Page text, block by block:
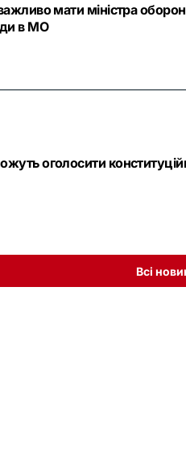
мати міністра
в МО
оголосити
Всі